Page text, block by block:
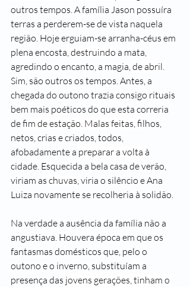
outros tempos. A família Jason possuíra
terras a perderem-se de vista naquela
região. Hoje erguiam-se arranha-céus em
plena encosta, destruindo a mata,
agredindo o encanto, a magia, de abril.
Sim, são outros os tempos. Antes, a
chegada do outono trazia consigo rituais
bem mais poéticos do que esta correria
de fim de estação. Malas feitas, filhos,
netos, crias e criados, todos,
afobadamente a preparar a volta à
cidade. Esquecida a bela casa de verão,
viriam as chuvas, viria o silêncio e Ana
Luiza novamente se recolheria à solidão.
Na verdade a ausência da família não a
angustiava. Houvera época em que os
fantasmas domésticos que, pelo o
outono e o inverno, substituíam a
presença das jovens gerações, tinham o